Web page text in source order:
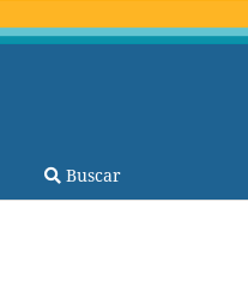
Buscar